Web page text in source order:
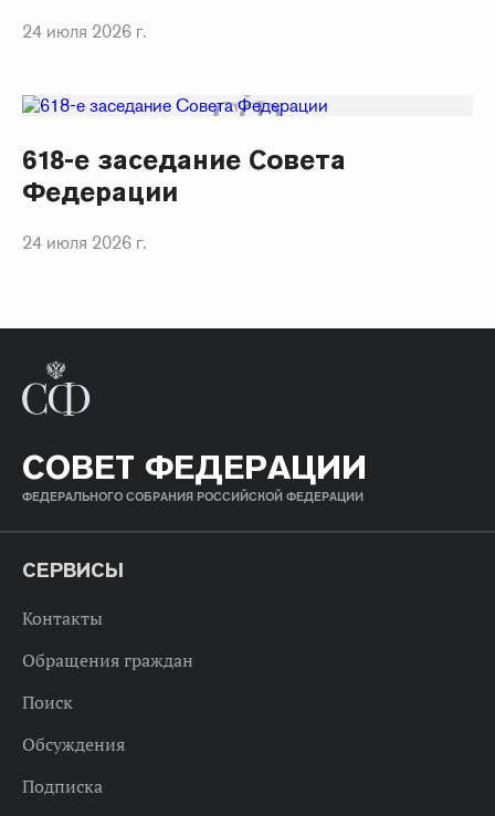
24 июля 2026 г.
618-е заседание Совета
Федерации
24 июля 2026 г.
СОВЕТ ФЕДЕРАЦИИ
ФЕДЕРАЛЬНОГО СОБРАНИЯ РОССИЙСКОЙ ФЕДЕРАЦИИ
СЕРВИСЫ
Контакты
Обращения граждан
Поиск
Обсуждения
Подписка